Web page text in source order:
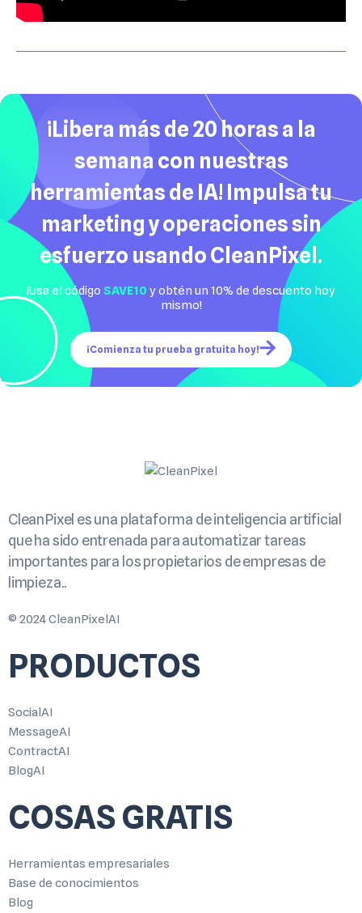
¡Libera más de 20 horas a la
semana con nuestras
herramientas de IA! Impulsa tu
marketing y operaciones sin
esfuerzo usando CleanPixel.
¡Usa el código SAVE10 y obtén un 10% de descuento hoy
mismo!
¡Comienza tu prueba gratuita hoy!
CleanPixel es una plataforma de inteligencia artificial
que ha sido entrenada para automatizar tareas
importantes para los propietarios de empresas de
limpieza..
© 2024 CleanPixelAI
PRODUCTOS
SocialAI
MessageAI
ContractAI
BlogAI
COSAS GRATIS
Herramientas empresariales
Base de conocimientos
Blog